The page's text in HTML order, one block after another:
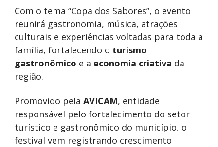
Com o tema “Copa dos Sabores”, o evento
reunirá gastronomia, música, atrações
culturais e experiências voltadas para toda a
família, fortalecendo o turismo
gastronômico e a economia criativa da
região.
Promovido pela AVICAM, entidade
responsável pelo fortalecimento do setor
turístico e gastronômico do município, o
festival vem registrando crescimento